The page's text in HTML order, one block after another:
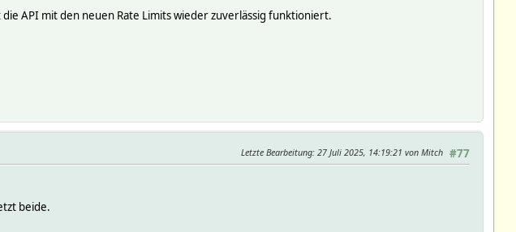
API mit den neuen Rate Limits wieder zuverlässig funktioniert.
#77
Letzte Bearbeitung: 27 Juli 2025, 14:19:21 von Mitch
beide.